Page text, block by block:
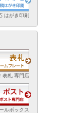
はがき印刷
表札 専門店
ルボックス